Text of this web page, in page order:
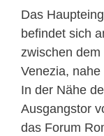
Das
befindet sich
zwischen
Venezia,
In der Nähe
Ausgangstor
das Forum